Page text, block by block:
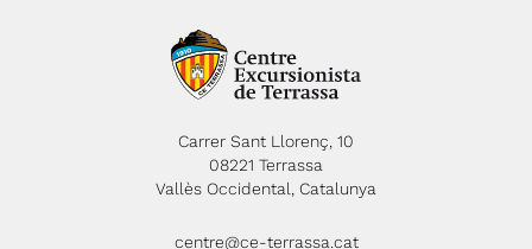
Carrer Sant Llorenç, 10
08221 Terrassa
Vallès Occidental, Catalunya
centre@ce-terrassa.cat